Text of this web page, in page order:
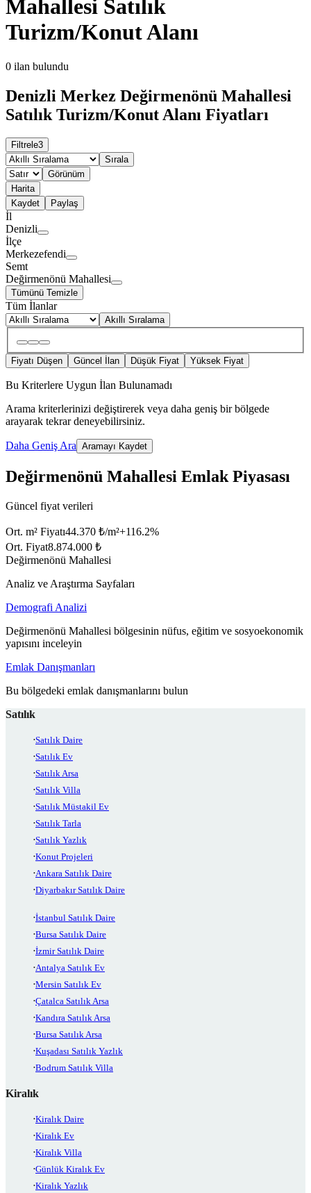
Mahallesi Satılık
Turizm/Konut Alanı
0 ilan bulundu
Denizli Merkez Değirmenönü Mahallesi
Satılık Turizm/Konut Alanı Fiyatları
Filtrele3
Sırala
Görünüm
Harita
Kaydet
Paylaş
İl
Denizli
İlçe
Merkezefendi
Semt
Değirmenönü Mahallesi
Tümünü Temizle
Tüm İlanlar
Akıllı Sıralama
Fiyatı Düşen Güncel İlan Düşük Fiyat Yüksek Fiyat
Bu Kriterlere Uygun İlan Bulunamadı
Arama kriterlerinizi değiştirerek veya daha geniş bir bölgede
arayarak tekrar deneyebilirsiniz.
Daha Geniş Ara Aramayı Kaydet
Değirmenönü Mahallesi Emlak Piyasası
Güncel fiyat verileri
Ort. m² Fiyatı44.370 ₺/m²+116.2%
Ort. Fiyat8.874.000 ₺
Değirmenönü Mahallesi
Analiz ve Araştırma Sayfaları
Demografi Analizi
Değirmenönü Mahallesi bölgesinin nüfus, eğitim ve sosyoekonomik
yapısını inceleyin
Emlak Danışmanları
Bu bölgedeki emlak danışmanlarını bulun
Satılık
Satılık Daire
Satılık Ev
Satılık Arsa
Satılık Villa
Satılık Müstakil Ev
Satılık Tarla
Satılık Yazlık
Konut Projeleri
Ankara Satılık Daire
Diyarbakır Satılık Daire
İstanbul Satılık Daire
Bursa Satılık Daire
İzmir Satılık Daire
Antalya Satılık Ev
Mersin Satılık Ev
Çatalca Satılık Arsa
Kandıra Satılık Arsa
Bursa Satılık Arsa
Kuşadası Satılık Yazlık
Bodrum Satılık Villa
Kiralık
Kiralık Daire
Kiralık Ev
Kiralık Villa
Günlük Kiralık Ev
Kiralık Yazlık